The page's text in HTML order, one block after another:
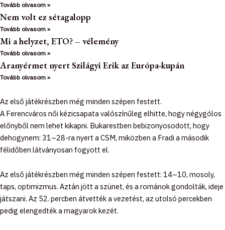
Tovább olvasom »
Nem volt ez sétagalopp
Tovább olvasom »
Mi a helyzet, ETO? – vélemény
Tovább olvasom »
Aranyérmet nyert Szilágyi Erik az Európa-kupán
Tovább olvasom »
Az első játékrészben még minden szépen festett.
A Ferencváros női kézicsapata valószínűleg elhitte, hogy négygólos
előnyből nem lehet kikapni. Bukarestben bebizonyosodott, hogy
dehogynem: 31–28-ra nyert a CSM, miközben a Fradi a második
félidőben látványosan fogyott el.
Az első játékrészben még minden szépen festett: 14–10, mosoly,
taps, optimizmus. Aztán jött a szünet, és a románok gondolták, ideje
játszani. Az 52. percben átvették a vezetést, az utolsó percekben
pedig elengedték a magyarok kezét.